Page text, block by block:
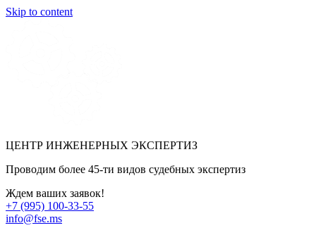
Skip to content
ЦЕНТР ИНЖЕНЕРНЫХ ЭКСПЕРТИЗ
Проводим более 45-ти видов судебных экспертиз
Ждем ваших заявок!
+7 (995) 100-33-55
info@fse.ms